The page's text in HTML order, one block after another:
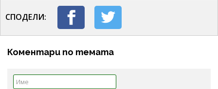
СПОДЕЛИ:
Коментари по темата